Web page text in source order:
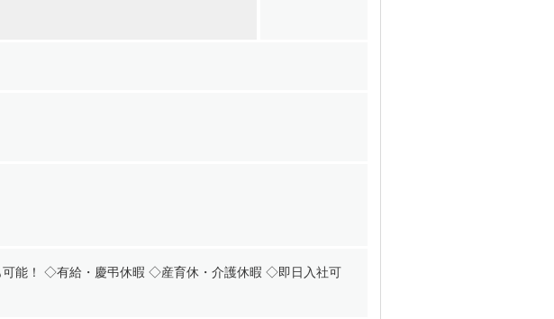
能！ ◇有給・慶弔休暇 ◇産育休・介護休暇 ◇即日入社可